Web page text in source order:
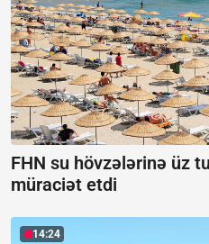
FHN su hövzələrinə üz
müraciət etdi
14:24